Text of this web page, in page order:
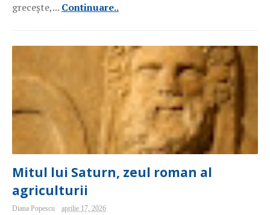
grecește,... Continuare..
Mitul lui Saturn, zeul roman al
agriculturii
Diana Popescu aprilie 17, 2026